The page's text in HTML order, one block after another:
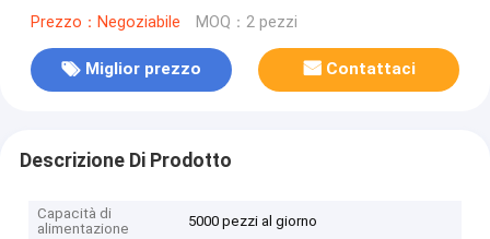
motore a corrente continua a cambio metallo
Prezzo：Negoziabile MOQ：2 pezzi
Miglior prezzo Contattaci
Descrizione Di Prodotto
Capacità di
alimentazione
5000 pezzi al giorno